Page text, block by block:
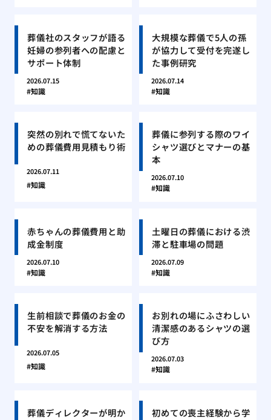
葬儀社のスタッフが語る
妊婦の参列者への配慮と
サポート体制
2026.07.15
知識
大規模な葬儀で5人の孫
が協力して受付を完遂し
た事例研究
2026.07.14
知識
突然の別れで慌てないた
めの葬儀費用見積もり術
2026.07.11
知識
葬儀に参列する際のワイ
シャツ選びとマナーの基
本
2026.07.10
知識
赤ちゃんの葬儀費用と助
成金制度
2026.07.10
知識
土曜日の葬儀における渋
滞と駐車場の問題
2026.07.09
知識
生前相談で葬儀のお金の
不安を解消する方法
2026.07.05
知識
お別れの場にふさわしい
清潔感のあるシャツの選
び方
2026.07.03
知識
葬儀ディレクターが明か
初めての喪主経験から学